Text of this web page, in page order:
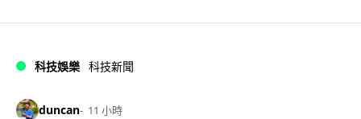
科技娛樂 科技新聞
duncan 11 小時